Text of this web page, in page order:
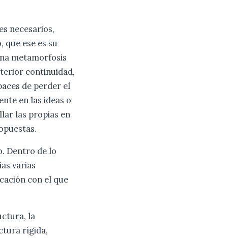
necesarios,
ese es su
metamorfosis
continuidad,
de perder el
en las ideas o
las propias en
Dentro de lo
varias
con el que
la
rígida,